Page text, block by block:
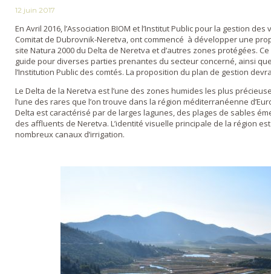
12 juin 2017
En Avril 2016, l’Association BIOM et l’Institut Public pour la gestion
Comitat de Dubrovnik-Neretva, ont commencé à développer une
site Natura 2000 du Delta de Neretva et d’autres zones protégées.
guide pour diverses parties prenantes du secteur concerné, ainsi
l’Institution Public des comtés. La proposition du plan de gestion
Le Delta de la Neretva est l’une des zones humides les plus
l’une des rares que l’on trouve dans la région méditerranéenne
Delta est caractérisé par de larges lagunes, des plages de sables
des affluents de Neretva. L’identité visuelle principale de la région
nombreux canaux d’irrigation.